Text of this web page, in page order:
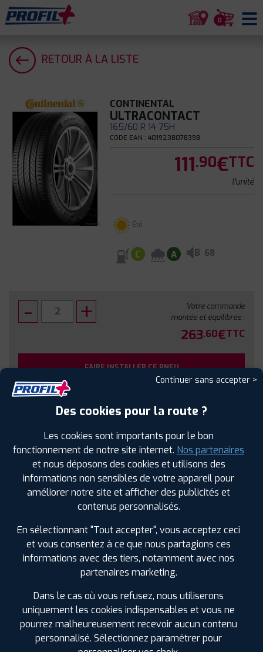
0
RETOUR À LA LISTE
CONTINENTAL
ULTRACONTACT
165/60 R 14 75H
CODE EAN : 4019238078398
111.90€TTC
l'unité
Été
C A B 68
Votre commande
montée et équilibrée :
263.60€TTC
FAIRE INSTALLER CE PNEU
Sous réserve de disponibilité en agence
SPÉCIFICATIONS AVIS CLIENTS ÉTIQUETAGE
Étiquetage
Continuer sans accepter >
Des cookies pour la route ?
Les cookies sont importants pour le bon
fonctionnement de notre site internet. Nos partenaires
et nous déposons des cookies et utilisons des
informations non sensibles de votre appareil pour
améliorer notre site et afficher des publicités et
contenus personnalisés.
En sélectionnant "Tout accepter", vous acceptez ceci
et vous consentez à ce que nous partagions ces
informations avec des tiers, notamment avec nos
partenaires marketing.
Dans le cas où vous refusez, nous utiliserons
uniquement les cookies indispensables et vous ne
pourrez malheureusement recevoir aucun contenu
personnalisé. Sélectionnez paramétrer pour